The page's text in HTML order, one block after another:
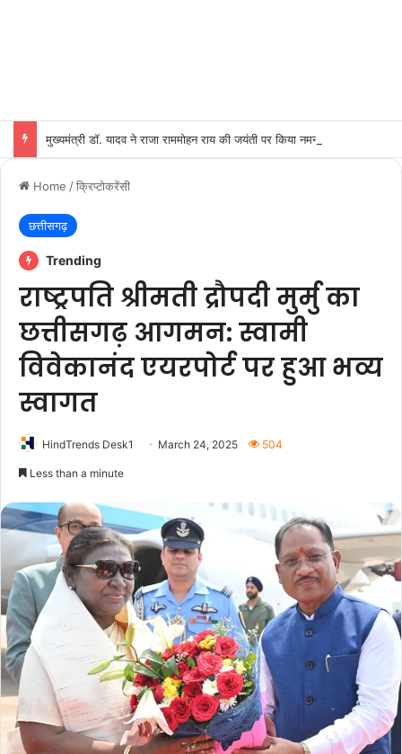
मुख्यमंत्री डॉ. यादव ने राजा राममोहन राय की जयंती पर किया नमन
Home /क्रिप्टोकरेंसी
छत्तीसगढ़
Trending
राष्ट्रपति श्रीमती द्रौपदी मुर्मु का
छत्तीसगढ़ आगमन: स्वामी
विवेकानंद एयरपोर्ट पर हुआ भव्य
स्वागत
HindTrends Desk1 March 24, 2025 504
Less than a minute